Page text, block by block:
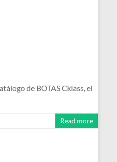
de BOTAS Cklass, el
Read more